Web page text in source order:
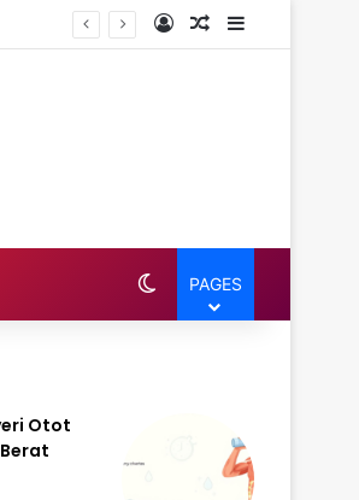
Log InRandom Article
Sidebar
Switch skin
PAGES
Otot